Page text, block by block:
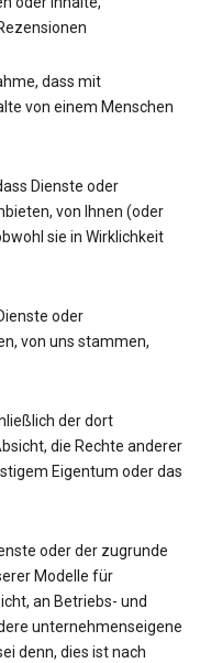
dass mit
von einem Menschen
Dienste oder
von Ihnen (oder
sie in Wirklichkeit
oder
von uns stammen,
der dort
die Rechte anderer
Eigentum oder das
oder der zugrunde
Modelle für
an Betriebs- und
unternehmenseigene
denn, dies ist nach